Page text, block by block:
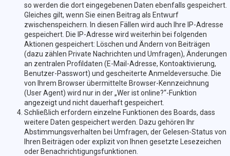
so werden die dort eingegebenen Daten ebenfalls gespeichert.
Gleiches gilt, wenn Sie einen Beitrag als Entwurf
zwischenspeichern. In diesen Fällen wird auch Ihre IP-Adresse
gespeichert. Die IP-Adresse wird weiterhin bei folgenden
Aktionen gespeichert: Löschen und Ändern von Beiträgen
(dazu zählen Private Nachrichten und Umfragen), Änderungen
an zentralen Profildaten (E-Mail-Adresse, Kontoaktivierung,
Benutzer-Passwort) und gescheiterte Anmeldeversuche. Die
von Ihrem Browser übermittelte Browser-Kennzeichnung
(User Agent) wird nur in der „Wer ist online?“-Funktion
angezeigt und nicht dauerhaft gespeichert.
Schließlich erfordern einzelne Funktionen des Boards, dass
weitere Daten gespeichert werden. Dazu gehören Ihr
Abstimmungsverhalten bei Umfragen, der Gelesen-Status von
Ihren Beiträgen oder explizit von Ihnen gesetzte Lesezeichen
oder Benachrichtigungsfunktionen.